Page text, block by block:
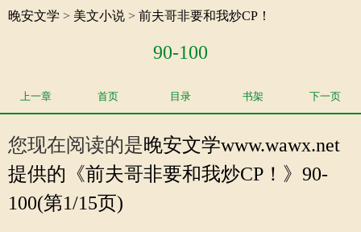
晚安文学 > 美文小说 > 前夫哥非要和我炒CP！
90-100
上一章 首页 目录 书架 下一页
您现在阅读的是晚安文学www.wawx.net
提供的《前夫哥非要和我炒CP！》90-
100(第1/15页)